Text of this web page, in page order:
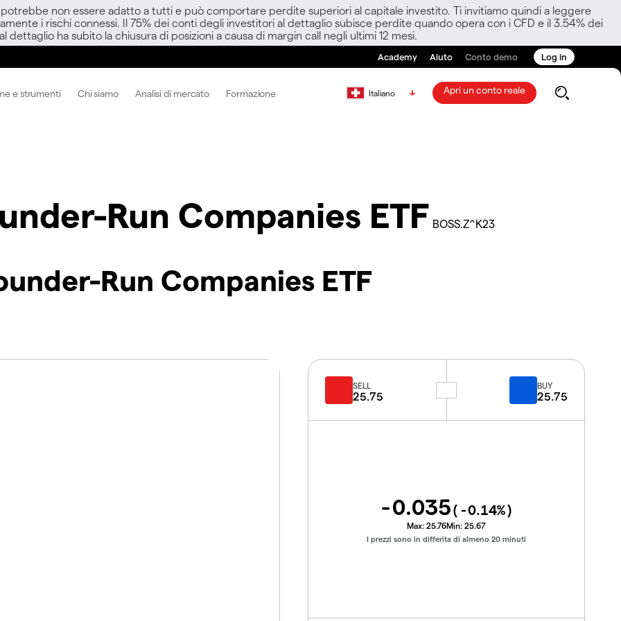
non essere adatto a tutti e può comportare perdite superiori al capitale investito. Ti invitiamo quindi a leggere
i rischi connessi. Il 75% dei conti degli investitori al dettaglio subisce perdite quando opera con i CFD e il 3.54% dei
dettaglio ha subito la chiusura di posizioni a causa di margin call negli ultimi 12 mesi.
Academy Aiuto Conto demo Log in
e strumenti Chi siamo Analisi di mercato Formazione Italiano Apri un conto reale
Run Companies ETF BOSS.Z^K23
Run Companies ETF
SELL
25.75
BUY
25.75
-0.035( -0.14%)
Max: 25.76Min: 25.67
I prezzi sono in differita di almeno 20 minuti